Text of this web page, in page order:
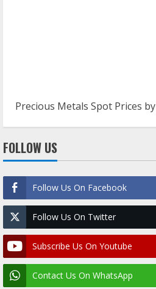
Precious Metals Spot Prices by
FOLLOW US
Follow Us On Facebook
Follow Us On Twitter
Subscribe Us On Youtube
Contact Us On WhatsApp